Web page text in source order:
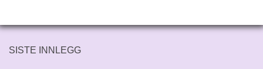
SISTE INNLEGG